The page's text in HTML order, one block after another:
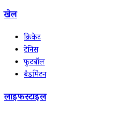
खेल
क्रिकेट
टेनिस
फुटबॉल
बैडमिंटन
लाइफस्टाइल